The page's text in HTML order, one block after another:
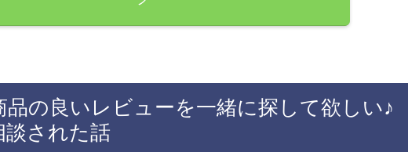
品の良いレビューを一緒に探して欲しい♪
談された話